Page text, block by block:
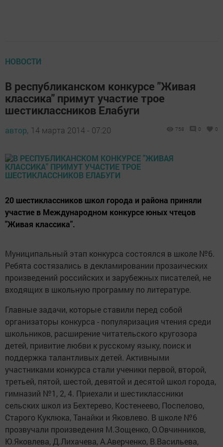
НОВОСТИ
В республиканском конкурсе "Живая
классика" примут участие трое
шестиклассников Елабуги
автор, 14 марта 2014 - 07:20 758 0 0
20 шестиклассников школ города и района приняли
участие в Международном конкурсе юных чтецов
"Живая классика".
Муниципальный этап конкурса состоялся в школе №6.
Ребята состязались в декламировании прозаических
произведений российских и зарубежных писателей, не
входящих в школьную программу по литературе.
Главные задачи, которые ставили перед собой
организаторы конкурса - популяризация чтения среди
школьников, расширение читательского кругозора
детей, привитие любви к русскому языку, поиск и
поддержка талантливых детей. Активными
участниками конкурса стали ученики первой, второй,
третьей, пятой, шестой, девятой и десятой школ города,
гимназий №1, 2, 4. Приехали и шестиклассники
сельских школ из Бехтерево, Костенеево, Поспелово,
Старого Куклюка, Танайки и Яковлево. В школе №6
прозвучали произведения М.Зощенко, О.Овчинников,
Ю.Яковлева, Д.Лихачева, А.Аверченко, В.Васильева,